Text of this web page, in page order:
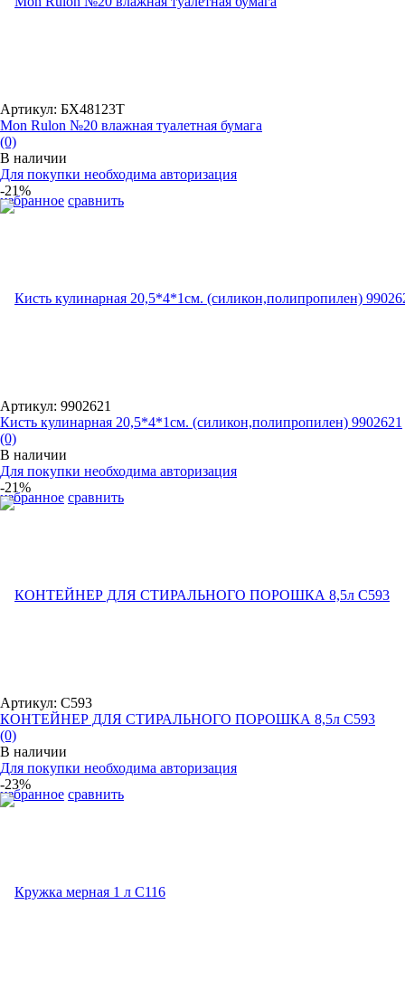
избранное сравнить
Артикул: БХ48123Т
Mon Rulon №20 влажная туалетная бумага
(0)
В наличии
Для покупки необходима авторизация
-21%
избранное сравнить
Артикул: 9902621
Кисть кулинарная 20,5*4*1см. (силикон,полипропилен) 9902621
(0)
В наличии
Для покупки необходима авторизация
-21%
избранное сравнить
Артикул: С593
КОНТЕЙНЕР ДЛЯ СТИРАЛЬНОГО ПОРОШКА 8,5л С593
(0)
В наличии
Для покупки необходима авторизация
-23%